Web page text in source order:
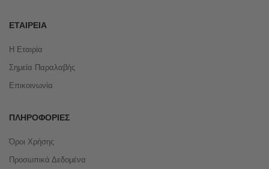
ΕΤΑΙΡΕΊΑ
Η Εταιρία
Σημεία Παραλαβής
Επικοινωνία
ΠΛΗΡΟΦΟΡΊΕΣ
Όροι Χρήσης
Προσωπικά Δεδομένα